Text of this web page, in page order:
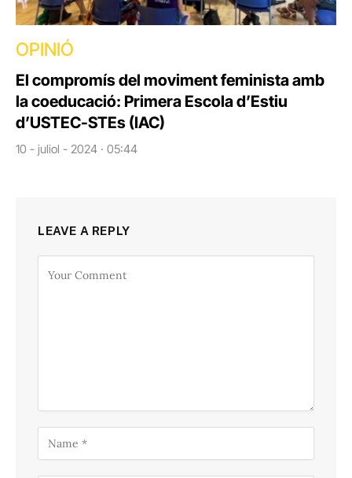
OPINIÓ
El compromís del moviment feminista amb
la coeducació: Primera Escola d’Estiu
d’USTEC-STEs (IAC)
10 - juliol - 2024 · 05:44
LEAVE A REPLY